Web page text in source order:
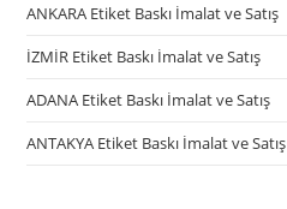
ANKARA Etiket Baskı İmalat ve Satış
İZMİR Etiket Baskı İmalat ve Satış
ADANA Etiket Baskı İmalat ve Satış
ANTAKYA Etiket Baskı İmalat ve Satış